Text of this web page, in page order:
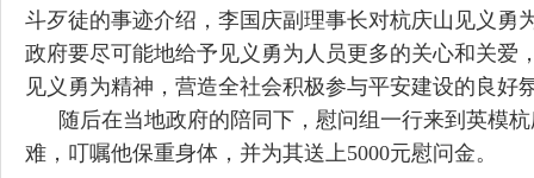
斗歹徒的事迹介绍，李国庆副理事长对杭庆山见义
政府要尽可能地给予见义勇为人员更多的关心和关
见义勇为精神，营造全社会积极参与平安建设的良好
随后在当地政府的陪同下，慰问组一行来到英模
难，叮嘱他保重身体，并为其送上5000元慰问金。